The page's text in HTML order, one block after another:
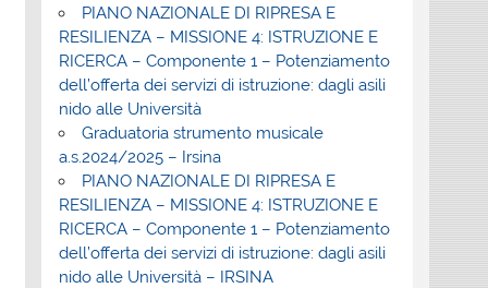
PIANO NAZIONALE DI RIPRESA E
RESILIENZA – MISSIONE 4: ISTRUZIONE E
RICERCA – Componente 1 – Potenziamento
dell’offerta dei servizi di istruzione: dagli asili
nido alle Università
Graduatoria strumento musicale
a.s.2024/2025 – Irsina
PIANO NAZIONALE DI RIPRESA E
RESILIENZA – MISSIONE 4: ISTRUZIONE E
RICERCA – Componente 1 – Potenziamento
dell’offerta dei servizi di istruzione: dagli asili
nido alle Università – IRSINA